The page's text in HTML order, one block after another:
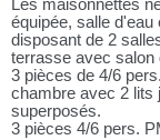
Les maisonnettes
équipée, salle
disposant de 2
terrasse avec salon
3 pièces de 4/6
chambre avec 2 lits
superposés.
3 pièces 4/6 pers.